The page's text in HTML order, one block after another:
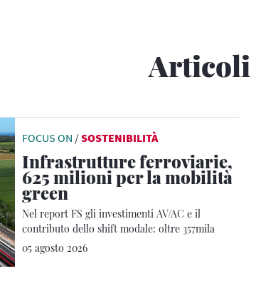
Articoli
FOCUS ON /SOSTENIBILITÀ
Infrastrutture ferroviarie,
625 milioni per la mobilità
green
Nel report FS gli investimenti AV/AC e il
contributo dello shift modale: oltre 357mila
tonnellate di CO₂e evitate
05 agosto 2026